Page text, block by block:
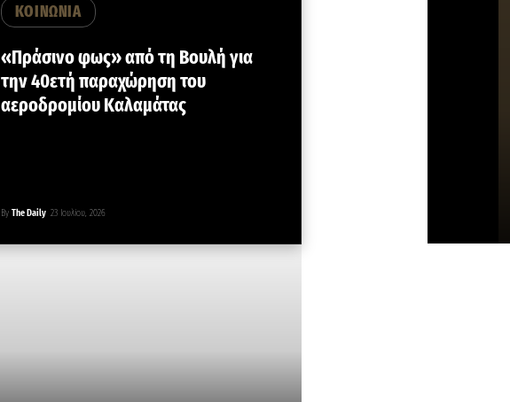
ΚΟΙΝΩΝΙΑ
«Πράσινο φως» από τη Βουλή για
την 40ετή παραχώρηση του
αεροδρομίου Καλαμάτας
By The Daily 23 Ιουλίου, 2026